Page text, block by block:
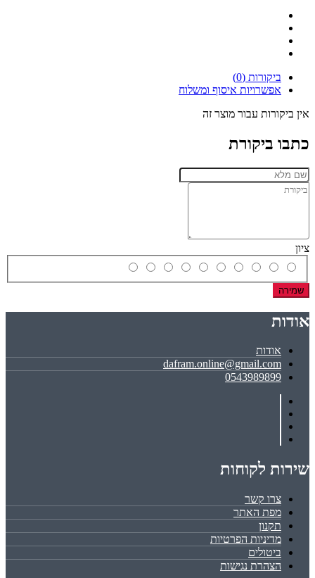
ביקורות (0)
אפשרויות איסוף ומשלוח
אין ביקורות עבור מוצר זה
כתבו ביקורת
ציון
שמירה
אודות
אודות
dafram.online@gmail.com
0543989899
שירות לקוחות
צרו קשר
מפת האתר
תקנון
מדיניות הפרטיות
ביטולים
הצהרת נגישות